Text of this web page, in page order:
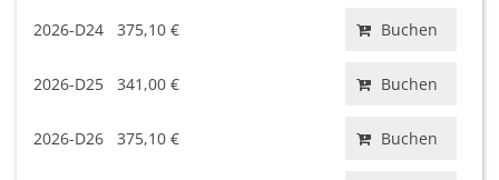
2026-D24 375,10 € Buchen
2026-D25 341,00 € Buchen
2026-D26 375,10 € Buchen